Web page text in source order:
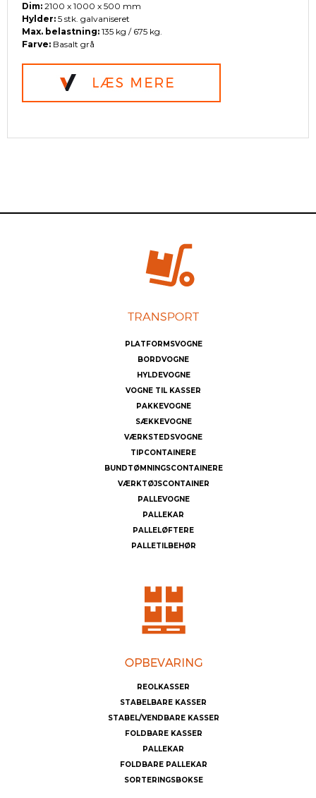
Dim: 2100 x 1000 x 500 mm
Hylder: 5 stk. galvaniseret
Max. belastning: 135 kg / 675 kg.
Farve: Basalt grå
PLATFORMSVOGNE
BORDVOGNE
HYLDEVOGNE
VOGNE TIL KASSER
PAKKEVOGNE
SÆKKEVOGNE
VÆRKSTEDSVOGNE
TIPCONTAINERE
BUNDTØMNINGSCONTAINERE
VÆRKTØJSCONTAINER
PALLEVOGNE
PALLEKAR
PALLELØFTERE
PALLETILBEHØR
REOLKASSER
STABELBARE KASSER
STABEL/VENDBARE KASSER
FOLDBARE KASSER
PALLEKAR
FOLDBARE PALLEKAR
SORTERINGSBOKSE